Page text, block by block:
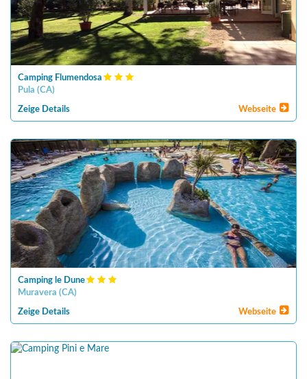
Camping Flumendosa
Pula (CA)
Zeige Details Webseite
Camping le Dune
Muravera (CA)
Zeige Details Webseite